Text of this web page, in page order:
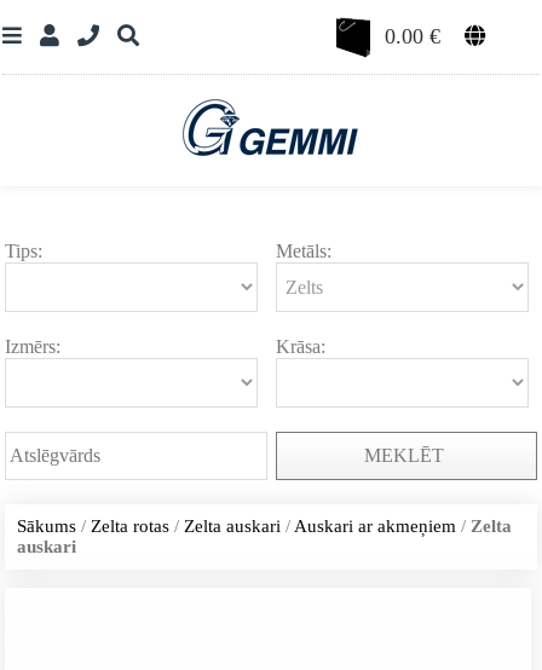
0.00€
Tips: Metāls:
Izmērs: Krāsa:
MEKLĒT
Sākums / Zelta rotas / Zelta auskari / Auskari ar akmeņiem / Zelta
auskari